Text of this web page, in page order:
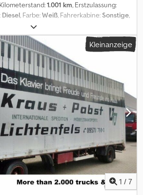
1.001 km, Erstzulassung:
Diesel, Farbe:Weiß, Fahrerkabine:Sonstige,
, Laderaumlänge:
mm, Laderaumhöhe:2.680 mm, Baujahr:
Bovenden, Portaltüren Aufbau:
2650kg ZUBEHÖRANGABEN OHNE
Zwischenverkauf und Irrtümer
Rri Rsipock - .
Kleinanzeige
1 / 7